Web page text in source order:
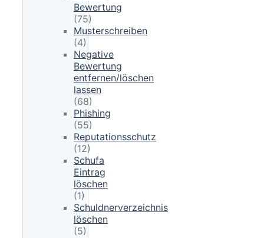
Bewertung
(75)
Musterschreiben
(4)
Negative
Bewertung
entfernen/löschen
lassen
(68)
Phishing
(55)
Reputationsschutz
(12)
Schufa
Eintrag
löschen
(1)
Schuldnerverzeichnis
löschen
(5)